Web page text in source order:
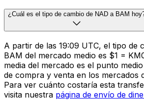
¿Cuál es el tipo de cambio de NAD a BAM
A partir de las 19:09 UTC, el tipo de
BAM del mercado medio es $1 =
media del mercado es el punto
de compra y venta en los mercados
Para ver cuánto costaría esta
visita nuestra página de envío de